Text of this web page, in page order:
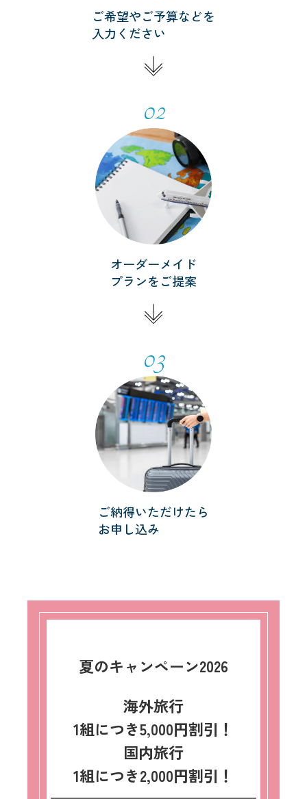
ご希望やご予算などを
入力ください
02
オーダーメイド
プランをご提案
03
ご納得いただけたら
お申し込み
夏のキャンペーン2026
海外旅行
1組につき5,000円割引！
国内旅行
1組につき2,000円割引！